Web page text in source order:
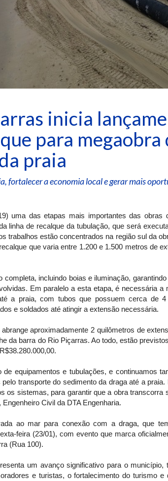
inicia
para megaobra
praia
fortalecer a economia local e gerar mais
uma das etapas mais importantes das obras
linha de recalque da tubulação, que será
trabalhos estão concentrados na região sul da
que varia entre 1.200 e 1.500 metros de
incluindo boias e iluminação,
Em paralelo a esta etapa, é necessária a
a praia, com tubos que possuem cerca de
e soldados até atingir a extensão necessária.
aproximadamente 2 quilômetros de
da barra do Rio Piçarras. Ao todo, estão
equipamentos e tubulações, e continuamos
transporte do sedimento da draga até a
os sistemas, para garantir que a obra transcorra
Civil da DTA Engenharia.
ao mar para conexão com a draga, que
feira (23/01), com evento que marca
(Rua 100).
um avanço significativo para o município,
e turistas, o fortalecimento do turismo e